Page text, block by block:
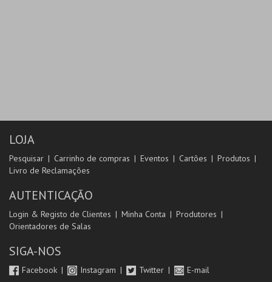
LOJA
Pesquisar Carrinho de compras Eventos Cartões
Produtos
Livro de Reclamações
AUTENTICAÇÃO
Login & Registo de Clientes Minha Conta
Produtores
Orientadores de Salas
SIGA-NOS
Facebook Instagram Twitter E-mail